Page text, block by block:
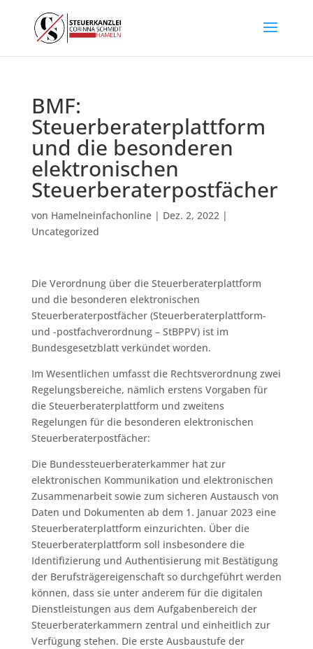
BMF:
Steuerberaterplattform
und die besonderen
elektronischen
Steuerberaterpostfächer
von Hamelneinfachonline| Dez. 2, 2022|
Uncategorized
Die Verordnung über die Steuerberaterplattform
und die besonderen elektronischen
Steuerberaterpostfächer (Steuerberaterplattform-
und -postfachverordnung – StBPPV) ist im
Bundesgesetzblatt verkündet worden.
Im Wesentlichen umfasst die Rechtsverordnung zwei
Regelungsbereiche, nämlich erstens Vorgaben für
die Steuerberaterplattform und zweitens
Regelungen für die besonderen elektronischen
Steuerberaterpostfächer:
Die Bundessteuerberaterkammer hat zur
elektronischen Kommunikation und elektronischen
Zusammenarbeit sowie zum sicheren Austausch von
Daten und Dokumenten ab dem 1. Januar 2023 eine
Steuerberaterplattform einzurichten. Über die
Steuerberaterplattform soll insbesondere die
Identifizierung und Authentisierung mit Bestätigung
der Berufsträgereigenschaft so durchgeführt werden
können, dass sie unter anderem für die digitalen
Dienstleistungen aus dem Aufgabenbereich der
Steuerberaterkammern zentral und einheitlich zur
Verfügung stehen. Die erste Ausbaustufe der